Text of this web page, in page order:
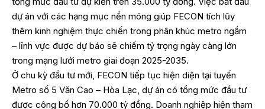
dự án với các hạng mục nền móng giúp FECON tích lũy
thêm kinh nghiệm thực chiến trong phân khúc metro ngầm
– lĩnh vực được dự báo sẽ chiếm tỷ trọng ngày càng lớn
trong mạng lưới metro giai đoạn 2025-2035.
Ở chu kỳ đầu tư mới, FECON tiếp tục hiện diện tại tuyến
Metro số 5 Văn Cao – Hòa Lạc, dự án có tổng mức đầu tư
được công bố hơn 70.000 tỷ đồng. Doanh nghiệp hiện tham